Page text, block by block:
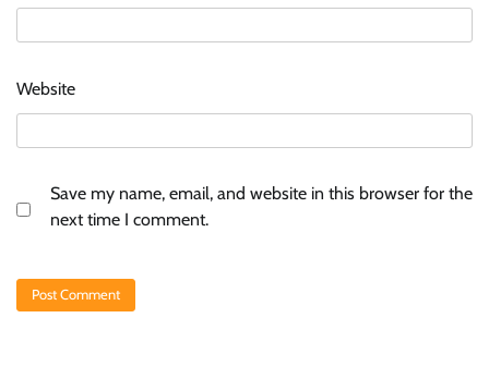
Website
Save my name, email, and website in this browser for the
next time I comment.